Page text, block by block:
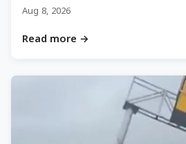
Aug 8, 2026
Read more →